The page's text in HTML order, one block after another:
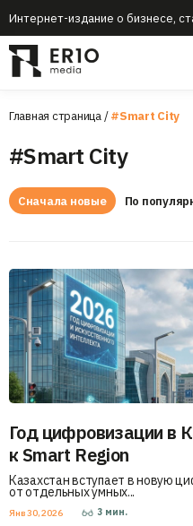
Интернет-издание о бизнесе,
Главная страница/#Smart City
#Smart City
Сначала новые По
Год цифровизации в
к Smart Region
Казахстан вступает в новую
от отдельных умных...
Янв 30, 2026 3 мин.